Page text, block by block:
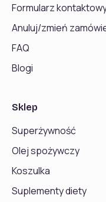
Formularz
Anuluj/zmień
FAQ
Blogi
Sklep
Superżywność
Olej spożywczy
Koszulka
Suplementy diety